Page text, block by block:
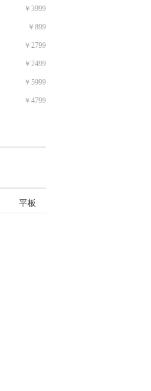
￥3999
￥899
￥2799
￥2499
￥5999
￥4799
平板